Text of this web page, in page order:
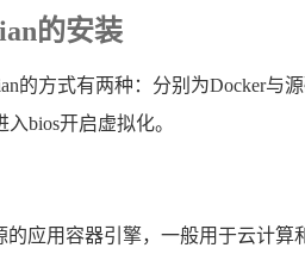
的安装
的方式有两种：分别为Docker与
bios开启虚拟化。
的应用容器引擎，一般用于云计